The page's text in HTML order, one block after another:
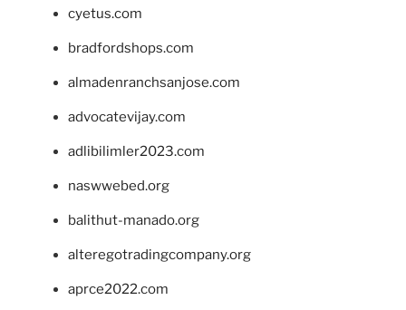
cyetus.com
bradfordshops.com
almadenranchsanjose.com
advocatevijay.com
adlibilimler2023.com
naswwebed.org
balithut-manado.org
alteregotradingcompany.org
aprce2022.com